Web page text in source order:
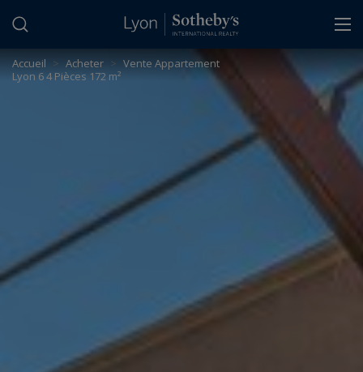
Accueil > Acheter > Vente Appartement
Lyon 6 4 Pièces 172 m²